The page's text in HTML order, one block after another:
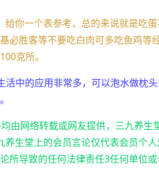
你一个表参考，总的来说就是吃
必胜客等不要吃白肉可多吃鱼鸡等
克所。
中的应用非常多，可以泡水做枕
由网络转载或网友提供，三九养生
生堂上的会员言论仅代表会员个
导致的任何法律责任3任何单位或